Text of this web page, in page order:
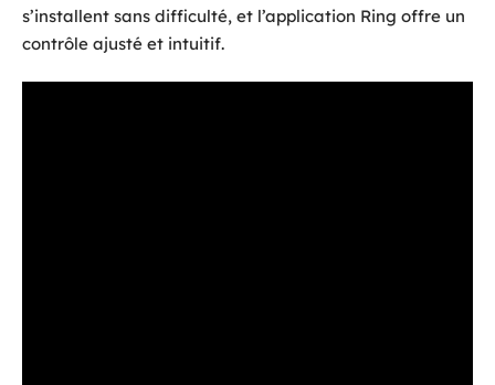
s’installent sans difficulté, et l’application Ring offre un
contrôle ajusté et intuitif.